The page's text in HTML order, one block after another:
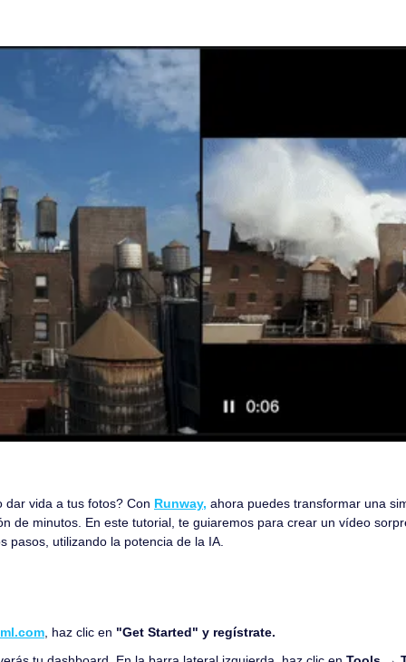
dar vida a tus fotos? Con Runway, ahora puedes transformar una
de minutos. En este tutorial, te guiaremos para crear un vídeo
pasos, utilizando la potencia de la IA.
, haz clic en "Get Started" y regístrate.